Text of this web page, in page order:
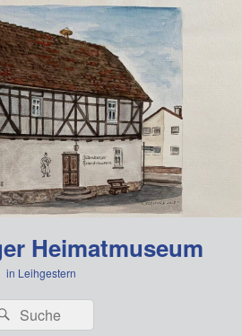
Heimatmuseum
in Leihgestern
Search